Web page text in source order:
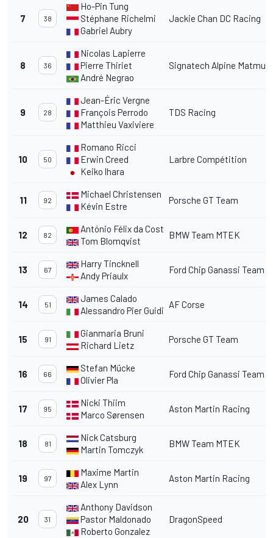
7 38
Ho-Pin Tung
Stéphane Richelmi
Gabriel Aubry
Jackie Chan DC Racing
8 36
Nicolas Lapierre
Pierre Thiriet
André Negrao
Signatech Alpine Matmut
9 28
Jean-Éric Vergne
François Perrodo
Matthieu Vaxiviere
TDS Racing
10 50
Romano Ricci
Erwin Creed
Keiko lhara
Larbre Compétition
11 92
Michael Christensen
Kévin Estre
Porsche GT Team
12 82
António Félix da Costa
Tom Blomqvist
BMW Team MTEK
13 67
Harry Tincknell
Andy Priaulx
Ford Chip Ganassi Team
14 51
James Calado
Alessandro Pier Guidi
AF Corse
15 91
Gianmaria Bruni
Richard Lietz
Porsche GT Team
16 66
Stefan Mücke
Olivier Pla
Ford Chip Ganassi Team
17 95
Nicki Thiim
Marco Sørensen
Aston Martin Racing
18 81
Nick Catsburg
Martin Tomczyk
BMW Team MTEK
19 97
Maxime Martin
Alex Lynn
Aston Martin Racing
20 31
Anthony Davidson
Pastor Maldonado
Roberto Gonzalez
DragonSpeed